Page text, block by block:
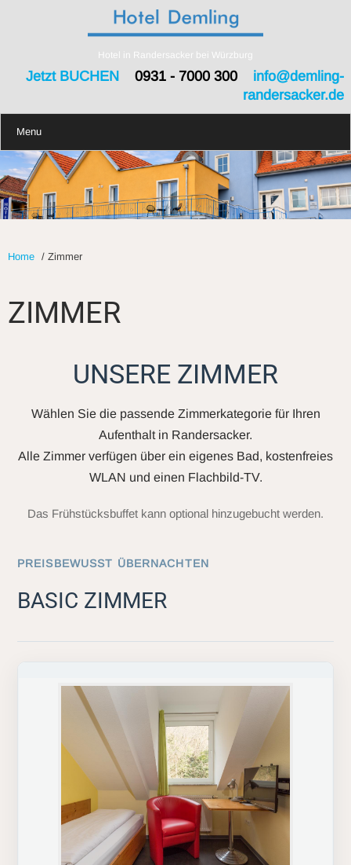
Hotel in Randersacker bei Würzburg
Jetzt BUCHEN0931 - 7000 300 info@demling-
randersacker.de
Menu
Home / Zimmer
ZIMMER
UNSERE ZIMMER
Wählen Sie die passende Zimmerkategorie für Ihren
Aufenthalt in Randersacker.
Alle Zimmer verfügen über ein eigenes Bad, kostenfreies
WLAN und einen Flachbild-TV.
Das Frühstücksbuffet kann optional hinzugebucht werden.
PREISBEWUSST ÜBERNACHTEN
BASIC ZIMMER